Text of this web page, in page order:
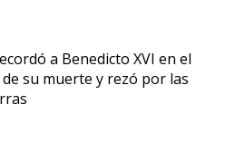
a Benedicto XVI en el
su muerte y rezó por las